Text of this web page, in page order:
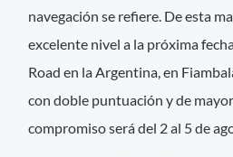
navegación se refiere. De esta
excelente nivel a la próxima
Road en la Argentina, en
con doble puntuación y de
compromiso será del 2 al 5 de